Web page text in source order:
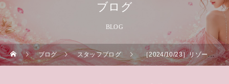
ブログ
BLOG
ブログ スタッフブログ ［2024/10/23］リゾート1st｜池袋西口ガールズダーツバー